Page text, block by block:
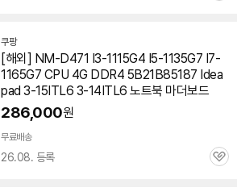
쿠팡
[해외] NM-D471 I3-1115G4 I5-1135G7 I7-
1165G7 CPU 4G DDR4 5B21B85187 Idea
pad 3-15ITL6 3-14ITL6 노트북 마더보드
286,000원
무료배송
26.08. 등록
관